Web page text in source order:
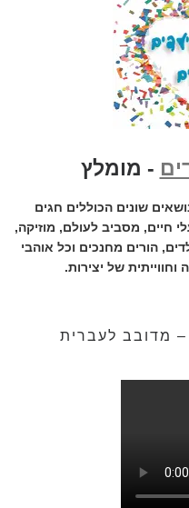
- מומלץ
שונים הכוללים חגים
חיים, מסביב לעולם, מוזיקה,
הורים מחנכים וכל אוהבי
של יצירות.